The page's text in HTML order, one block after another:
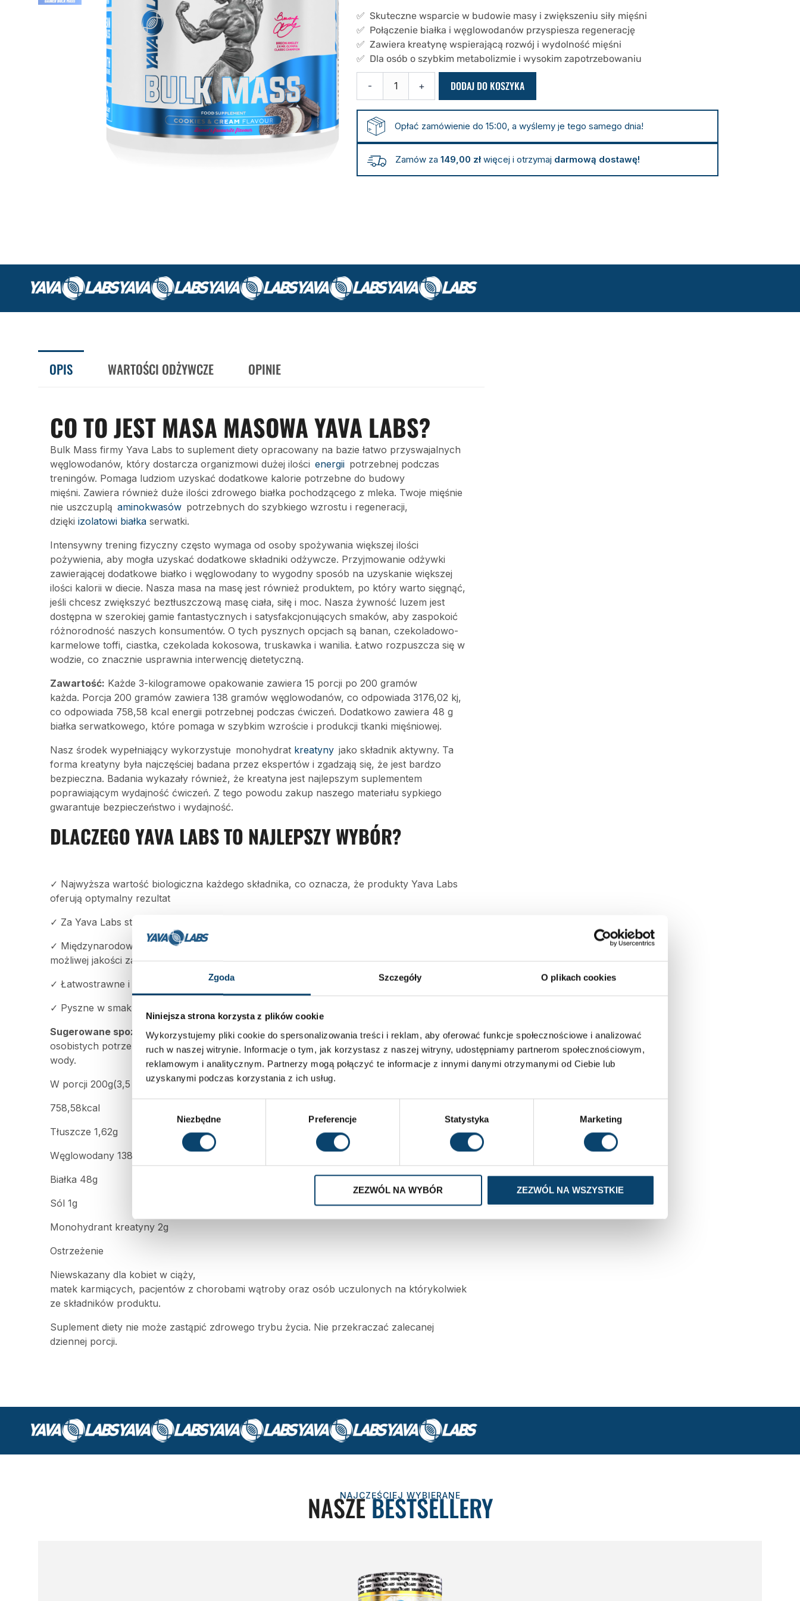
Zgoda Szczegóły O plikach cookies
Niniejsza strona korzysta z plików cookie
Wykorzystujemy pliki cookie do spersonalizowania treści i reklam, aby oferować funkcje społecznościowe i analizować
ruch w naszej witrynie. Informacje o tym, jak korzystasz z naszej witryny, udostępniamy partnerom społecznościowym,
reklamowym i analitycznym. Partnerzy mogą połączyć te informacje z innymi danymi otrzymanymi od Ciebie lub
uzyskanymi podczas korzystania z ich usług.
Niezbędne Preferencje Statystyka Marketing
ZEZWÓL NA WYBÓR ZEZWÓL NA WSZYSTKIE
✅ Skuteczne wsparcie w budowie masy i zwiększeniu siły mięśni
✅ Połączenie białka i węglowodanów przyspiesza regenerację
✅ Zawiera kreatynę wspierającą rozwój i wydolność mięśni
✅ Dla osób o szybkim metabolizmie i wysokim zapotrzebowaniu
-
Odżywka
na
masę
Bulk
Mass
1,5
+ DODAJ DO KOSZYKA
Opłać zamówienie do 15:00, a wyślemy je tego samego dnia!
Zamów za149,00 zł więcej i otrzymaj darmową dostawę!
OPIS WARTOŚCI ODŻYWCZE OPINIE
CO TO JEST MASA MASOWA YAVA LABS?
Bulk Mass firmy Yava Labs to suplement diety opracowany na bazie łatwo przyswajalnych
węglowodanów, który dostarcza organizmowi dużej ilości energii potrzebnej podczas
treningów. Pomaga ludziom uzyskać dodatkowe kalorie potrzebne do budowy
mięśni. Zawiera również duże ilości zdrowego białka pochodzącego z mleka. Twoje mięśnie
nie uszczuplą aminokwasów potrzebnych do szybkiego wzrostu i regeneracji,
dzięki izolatowi białka serwatki.
Intensywny trening fizyczny często wymaga od osoby spożywania większej ilości
pożywienia, aby mogła uzyskać dodatkowe składniki odżywcze. Przyjmowanie odżywki
zawierającej dodatkowe białko i węglowodany to wygodny sposób na uzyskanie większej
ilości kalorii w diecie. Nasza masa na masę jest również produktem, po który warto sięgnąć,
jeśli chcesz zwiększyć beztłuszczową masę ciała, siłę i moc. Nasza żywność luzem jest
dostępna w szerokiej gamie fantastycznych i satysfakcjonujących smaków, aby zaspokoić
różnorodność naszych konsumentów. O tych pysznych opcjach są banan, czekoladowo-
karmelowe toffi, ciastka, czekolada kokosowa, truskawka i wanilia. Łatwo rozpuszcza się w
wodzie, co znacznie usprawnia interwencję dietetyczną.
Zawartość: Każde 3-kilogramowe opakowanie zawiera 15 porcji po 200 gramów
każda. Porcja 200 gramów zawiera 138 gramów węglowodanów, co odpowiada 3176,02 kj,
co odpowiada 758,58 kcal energii potrzebnej podczas ćwiczeń. Dodatkowo zawiera 48 g
białka serwatkowego, które pomaga w szybkim wzroście i produkcji tkanki mięśniowej.
Nasz środek wypełniający wykorzystuje monohydrat kreatyny jako składnik aktywny. Ta
forma kreatyny była najczęściej badana przez ekspertów i zgadzają się, że jest bardzo
bezpieczna. Badania wykazały również, że kreatyna jest najlepszym suplementem
poprawiającym wydajność ćwiczeń. Z tego powodu zakup naszego materiału sypkiego
gwarantuje bezpieczeństwo i wydajność.
DLACZEGO YAVA LABS TO NAJLEPSZY WYBÓR?
✓ Najwyższa wartość biologiczna każdego składnika, co oznacza, że produkty Yava Labs
oferują optymalny rezultat
✓ Za Yava Labs stoi wielu mistrzów świata w wiodących sportach
✓ Międzynarodowa marka z naciskiem na badania i rozwój w celu wytworzenia najwyższej
możliwej jakości za najlepszą cenę
✓ Łatwostrawne i przyswajalne
✓ Pyszne w smaku i łatwe do wymieszania
Sugerowane spożycie:Zalecamy dawkowanie 3-5 miarek dziennie, w zależności od
osobistych potrzeb. Aby uzyskać doskonały smak, rozpuść go w 400-500 ml mleka lub
wody.
W porcji 200g(3,5 miarki)
758,58kcal
Tłuszcze 1,62g
Węglowodany 138g
Białka 48g
Sól 1g
Monohydrant kreatyny 2g
Ostrzeżenie
Niewskazany dla kobiet w ciąży,
matek karmiących, pacjentów z chorobami wątroby oraz osób uczulonych na którykolwiek
ze składników produktu.
Suplement diety nie może zastąpić zdrowego trybu życia. Nie przekraczać zalecanej
dziennej porcji.
NAJCZĘŚCIEJ WYBIERANE
NASZEBESTSELLERY